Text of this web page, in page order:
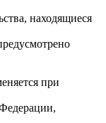
находящиеся
при